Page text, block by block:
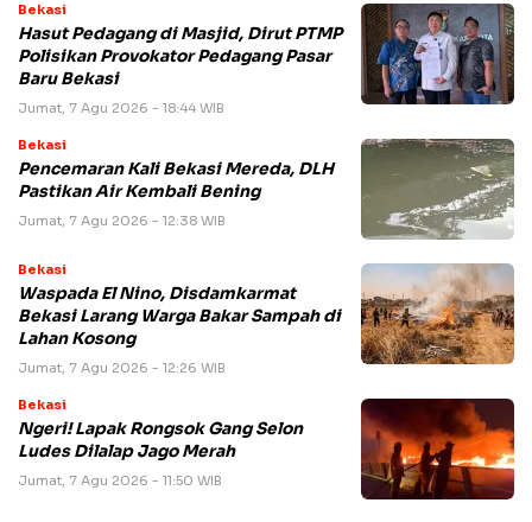
Bekasi
Hasut Pedagang di Masjid, Dirut PTMP
Polisikan Provokator Pedagang Pasar
Baru Bekasi
Jumat, 7 Agu 2026 - 18:44 WIB
Bekasi
Pencemaran Kali Bekasi Mereda, DLH
Pastikan Air Kembali Bening
Jumat, 7 Agu 2026 - 12:38 WIB
Bekasi
Waspada El Nino, Disdamkarmat
Bekasi Larang Warga Bakar Sampah di
Lahan Kosong
Jumat, 7 Agu 2026 - 12:26 WIB
Bekasi
Ngeri! Lapak Rongsok Gang Selon
Ludes Dilalap Jago Merah
Jumat, 7 Agu 2026 - 11:50 WIB